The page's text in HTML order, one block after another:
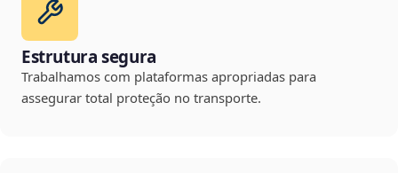
Estrutura segura
Trabalhamos com plataformas apropriadas para
assegurar total proteção no transporte.